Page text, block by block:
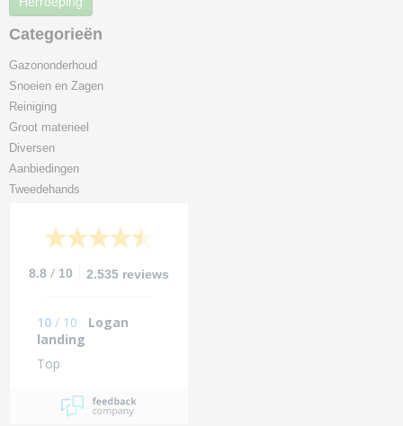
Categorieën
Gazononderhoud
Snoeien en Zagen
Reiniging
Groot materieel
Diversen
Aanbiedingen
Tweedehands
8.8 / 10 2.535 reviews
10 / 10
Logan
landing
Top